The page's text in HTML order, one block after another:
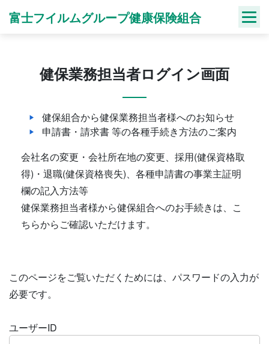
富士フイルムグループ健康保険組合
健保業務担当者ログイン画面
健保組合から健保業務担当者様へのお知らせ
申請書・請求書 等の各種手続き方法のご案内
会社名の変更・会社所在地の変更、採用(健保資格取
得)・退職(健保資格喪失)、各種申請書の事業主証明
欄の記入方法等
健保業務担当者様から健保組合へのお手続きは、こ
ちらからご確認いただけます。
このページをご覧いただくためには、パスワードの入力が
必要です。
ユーザーID